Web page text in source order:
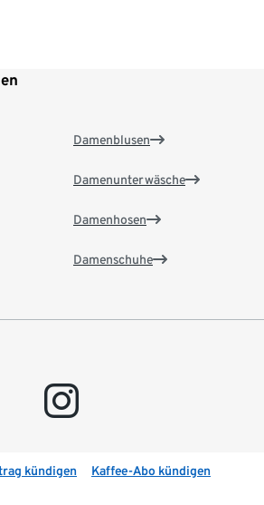
Damenblusen
Damenunterwäsche
Damenhosen
Damenschuhe
instagram
kündigen Kaffee-Abo kündigen